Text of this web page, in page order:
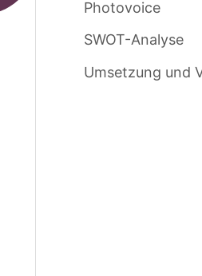
Photovoice
SWOT-Analyse
Umsetzung und